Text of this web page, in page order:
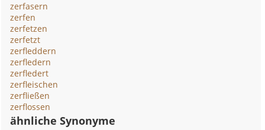
zerfasern
zerfen
zerfetzen
zerfetzt
zerfleddern
zerfledern
zerfledert
zerfleischen
zerfließen
zerflossen
ähnliche Synonyme